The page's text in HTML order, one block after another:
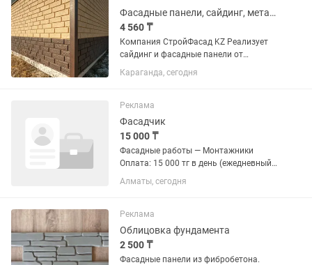
натурального камня,...
Фасадные панели, сайдинг, металлочерепица, проф. Лист мягкая кровля
4 560 ₸
Компания СтройФасад KZ Реализует
сайдинг и фасадные панели от
Немецких, Белорусских, Российских
производителей. Металлический
Кровельные материалы...
Караганда, сегодня
Реклама
Фасадчик
15 000 ₸
Фасадные работы — Монтажники
Оплата: 15 000 тг в день (ежедневный
расчет) Город: Алматы (жилые
комплексы 8–9 этажей) График:
работы: Монтаж фасадных систем из...
Алматы, сегодня
Реклама
Облицовка фундамента
2 500 ₸
Фасадные панели из фибробетона.